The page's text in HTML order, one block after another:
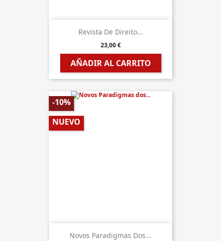
Revista De Direito...
23,00 €
AÑADIR AL CARRITO
Novos Paradigmas Dos...
-10%
NUEVO